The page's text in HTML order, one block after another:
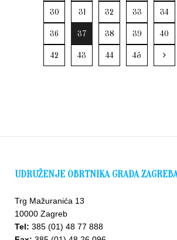
30 31 32 33 34
36 37 38 39 40
42 43 44 45
UDRUŽENJE OBRTNIKA GRADA
Trg Mažuranića 13
10000 Zagreb
Tel: 385 (01) 48 77 888